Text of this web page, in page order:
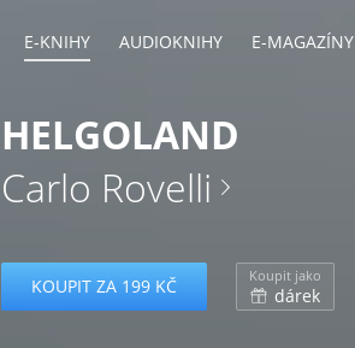
E-KNIHY AUDIOKNIHY E-MAGAZÍNY
HELGOLAND
Carlo Rovelli
KOUPIT ZA 199 KČ Koupit jako
dárek